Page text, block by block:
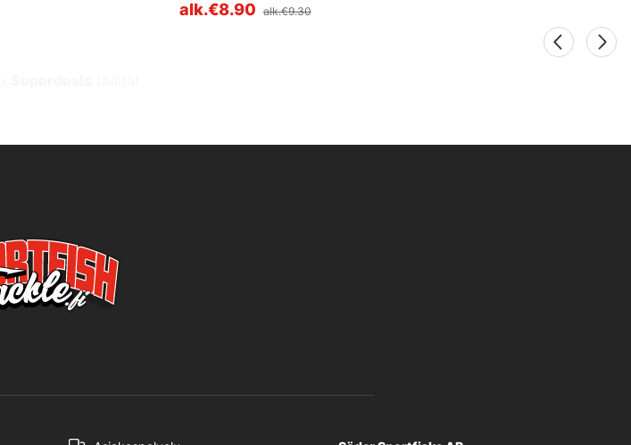
alk.€8.90 alk.€9.30
Hyväksy & sulje